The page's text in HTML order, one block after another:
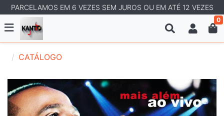
PARCELAMOS EM 6 VEZES SEM JUROS OU EM ATÉ 12 VEZES
0
CATÁLOGO